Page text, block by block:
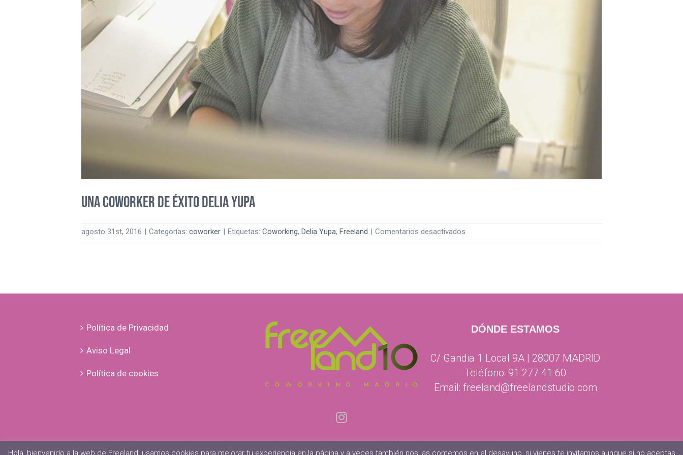
Una Coworker de éxito Delia Yupa
agosto 31st, 2016 | Categorías: coworker | Etiquetas: Coworking, Delia Yupa, Freeland | Comentarios desactivados
Una
Política de Privacidad
Aviso Legal
Política de cookies
DÓNDE ESTAMOS
C/ Gandia 1 Local 9A | 28007 MADRID
Teléfono: 91 277 41 60
Email: freeland@freelandstudio.com
Hola, bienvenido a la web de Freeland, usamos cookies para mejorar tu experiencia en la página y a veces también nos las comemos en el desayuno, si vienes te invitamos aunque si no aceptas